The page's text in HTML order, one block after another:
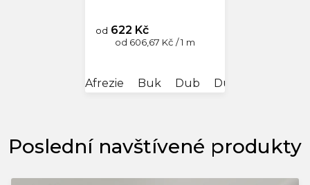
od 622 Kč
Měrná
od 606,67 Kč / 1 m
Afrezie Buk Dub Dub antik
Poslední navštívené produkty